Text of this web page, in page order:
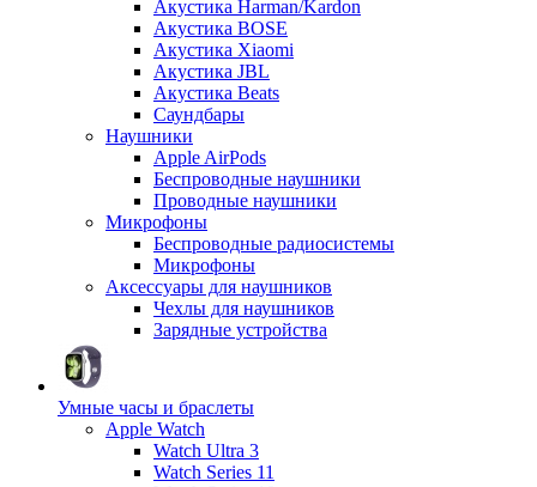
Акустика Harman/Kardon
Акустика BOSE
Акустика Xiaomi
Акустика JBL
Акустика Beats
Саундбары
Наушники
Apple AirPods
Беспроводные наушники
Проводные наушники
Микрофоны
Беспроводные радиосистемы
Микрофоны
Аксессуары для наушников
Чехлы для наушников
Зарядные устройства
Умные часы и браслеты
Apple Watch
Watch Ultra 3
Watch Series 11